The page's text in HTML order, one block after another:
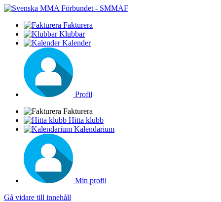
Fakturera
Klubbar
Kalender
Profil
Fakturera
Hitta klubb
Kalendarium
Min profil
Gå vidare till innehåll